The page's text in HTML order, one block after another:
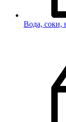
Вода, соки,